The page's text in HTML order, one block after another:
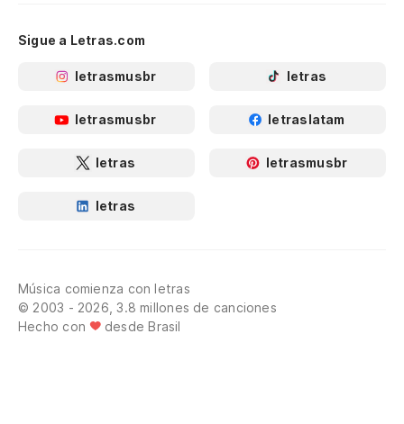
Sigue a Letras.com
letrasmusbr letras
letrasmusbr letraslatam
letras letrasmusbr
letras
Música comienza con letras
© 2003 - 2026, 3.8 millones de canciones
Hecho con
desde Brasil